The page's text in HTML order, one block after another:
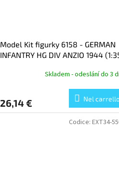
Model Kit figurky 6158 - GERMAN
INFANTRY HG DIV ANZIO 1944
Skladem - odeslání do 3
26,14 € Nel
Codice: EXT34-